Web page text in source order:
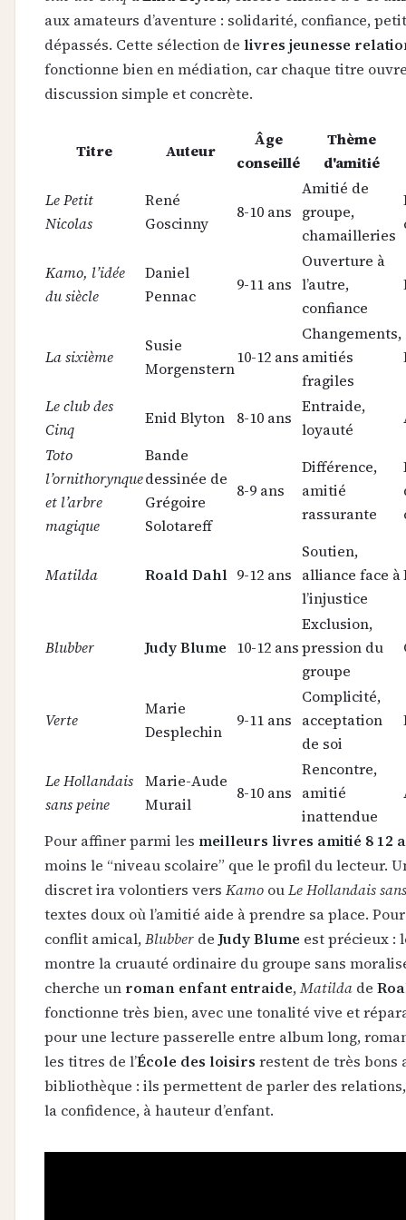
aux amateurs d’aventure : solidarité, confiance,
dépassés. Cette sélection de livres jeunesse
fonctionne bien en médiation, car chaque titre
discussion simple et concrète.
Titre Auteur
Âge
conseillé
Thème
d'amitié
Le Petit
Nicolas
René
Goscinny
8-10 ans
Amitié de
groupe,
chamailleries
Kamo, l’idée
du siècle
Daniel
Pennac
9-11 ans
Ouverture à
l’autre,
confiance
La sixième
Susie
Morgenstern
10-12 ans
Changements,
amitiés
fragiles
Le club des
Cinq
Enid Blyton 8-10 ans
Entraide,
loyauté
Toto
l’ornithorynque
et l’arbre
magique
Bande
dessinée de
Grégoire
Solotareff
8-9 ans
Différence,
amitié
rassurante
Matilda Roald Dahl 9-12 ans
Soutien,
alliance face à
l’injustice
Blubber Judy Blume 10-12 ans
Exclusion,
pression du
groupe
Verte
Marie
Desplechin
9-11 ans
Complicité,
acceptation
de soi
Le Hollandais
sans peine
Marie-Aude
Murail
8-10 ans
Rencontre,
amitié
inattendue
Pour affiner parmi les meilleurs livres amitié 8 12
moins le “niveau scolaire” que le profil du lecteur.
discret ira volontiers vers Kamo ouLe Hollandais
textes doux où l’amitié aide à prendre sa place.
conflit amical,Blubber de Judy Blume est précieux :
montre la cruauté ordinaire du groupe sans
cherche un roman enfant entraide,Matilda de
fonctionne très bien, avec une tonalité vive et
pour une lecture passerelle entre album long,
les titres de l’École des loisirs restent de très bons
bibliothèque : ils permettent de parler des
la confidence, à hauteur d’enfant.